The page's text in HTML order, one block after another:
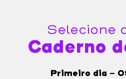
Selecione
Caderno
Primeiro dia -